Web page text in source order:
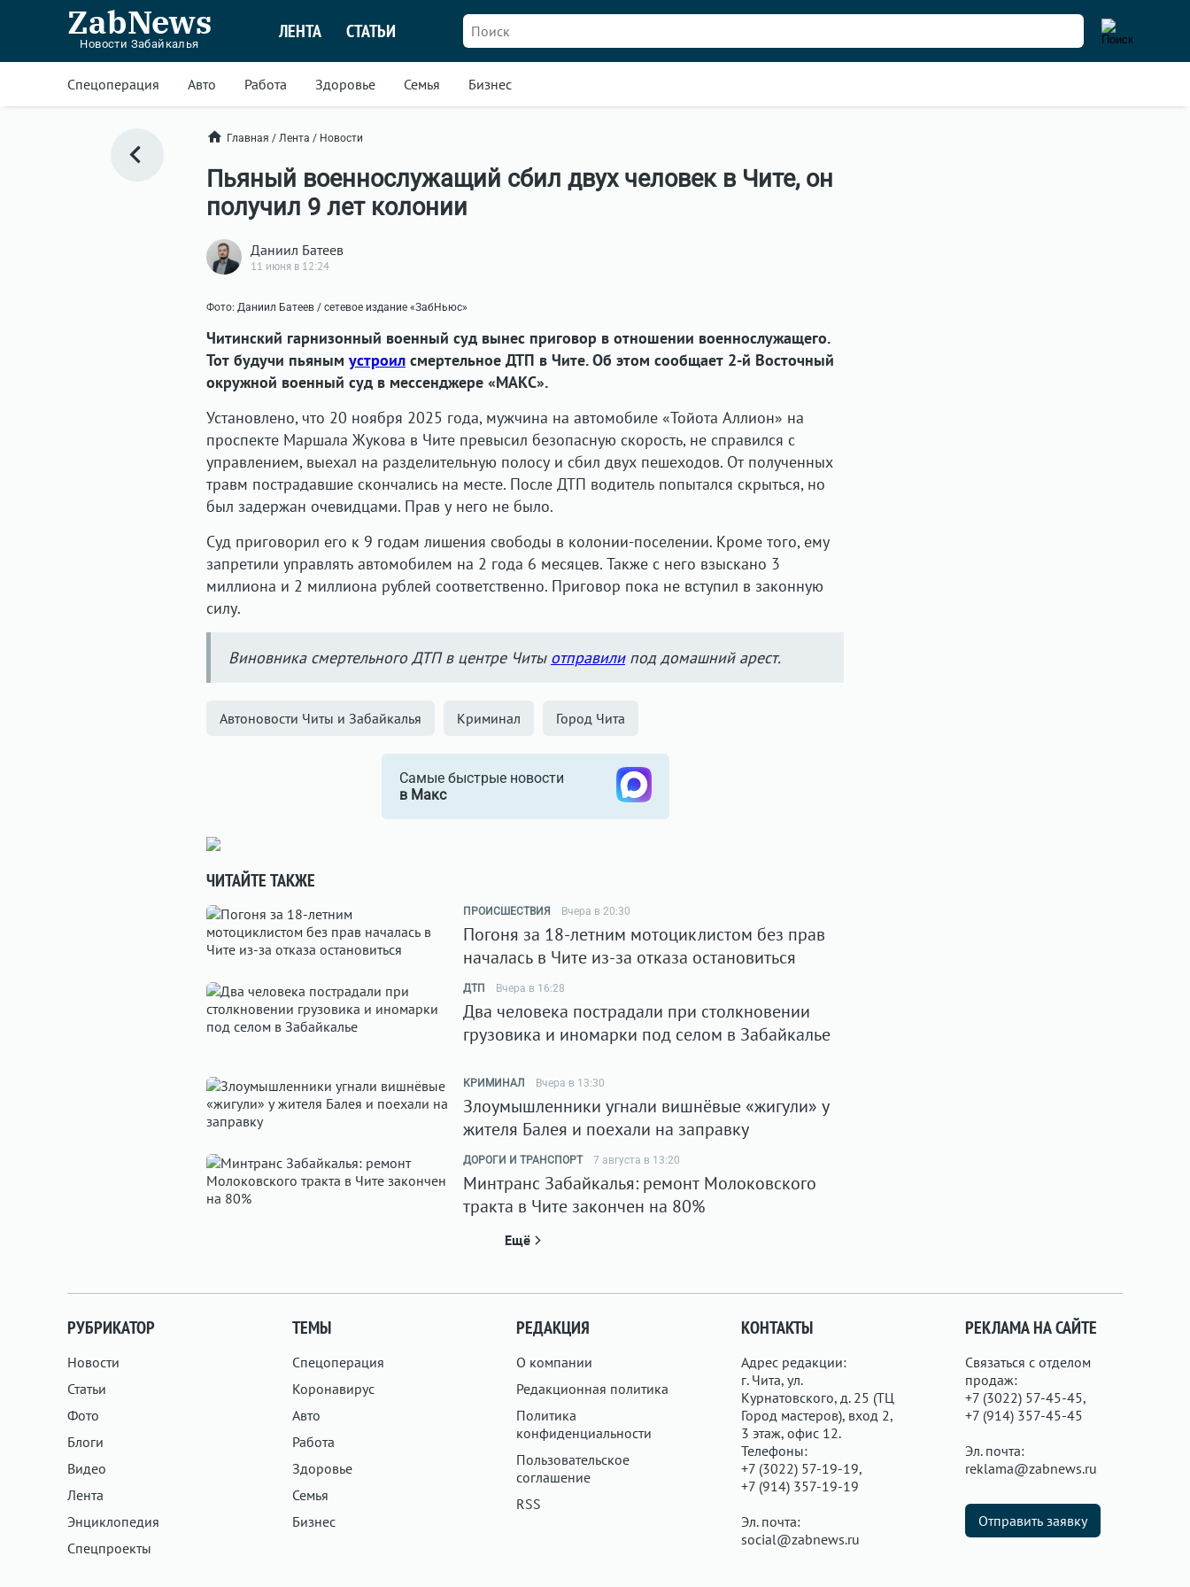
ZabNews
Новости Забайкалья
ЛЕНТА СТАТЬИ
Спецоперация Авто Работа Здоровье Семья Бизнес
Главная / Лента / Новости
Пьяный военнослужащий сбил двух человек в Чите, он
получил 9 лет колонии
Даниил Батеев
11 июня в 12:24
Фото: Даниил Батеев / сетевое издание «ЗабНьюс»
Читинский гарнизонный военный суд вынес приговор в отношении военнослужащего.
Тот будучи пьяным устроил смертельное ДТП в Чите. Об этом сообщает 2-й Восточный
окружной военный суд в мессенджере «МАКС».
Установлено, что 20 ноября 2025 года, мужчина на автомобиле «Тойота Аллион» на
проспекте Маршала Жукова в Чите превысил безопасную скорость, не справился с
управлением, выехал на разделительную полосу и сбил двух пешеходов. От полученных
травм пострадавшие скончались на месте. После ДТП водитель попытался скрыться, но
был задержан очевидцами. Прав у него не было.
Суд приговорил его к 9 годам лишения свободы в колонии-поселении. Кроме того, ему
запретили управлять автомобилем на 2 года 6 месяцев. Также с него взыскано 3
миллиона и 2 миллиона рублей соответственно. Приговор пока не вступил в законную
силу.
Виновника смертельного ДТП в центре Читы отправилипод домашний арест.
Автоновости Читы и Забайкалья Криминал Город Чита
Самые быстрые новости
в Макс
ЧИТАЙТЕ ТАКЖЕ
ПРОИСШЕСТВИЯ Вчера в 20:30
Погоня за 18-летним мотоциклистом без прав
началась в Чите из-за отказа остановиться
ДТП Вчера в 16:28
Два человека пострадали при столкновении
грузовика и иномарки под селом в Забайкалье
КРИМИНАЛ Вчера в 13:30
Злоумышленники угнали вишнёвые «жигули» у
жителя Балея и поехали на заправку
ДОРОГИ И ТРАНСПОРТ 7 августа в 13:20
Минтранс Забайкалья: ремонт Молоковского
тракта в Чите закончен на 80%
Ещё
РУБРИКАТОР
Новости
Статьи
Фото
Блоги
Видео
Лента
Энциклопедия
Спецпроекты
ТЕМЫ
Спецоперация
Коронавирус
Авто
Работа
Здоровье
Семья
Бизнес
РЕДАКЦИЯ
О компании
Редакционная политика
Политика
конфиденциальности
Пользовательское
соглашение
RSS
КОНТАКТЫ
Адрес редакции:
г. Чита, ул.
Курнатовского, д. 25 (ТЦ
Город мастеров), вход 2,
3 этаж, офис 12.
Телефоны:
+7 (3022) 57-19-19,
+7 (914) 357-19-19
Эл. почта:
social@zabnews.ru
РЕКЛАМА НА САЙТЕ
Связаться с отделом
продаж:
+7 (3022) 57-45-45,
+7 (914) 357-45-45
Эл. почта:
reklama@zabnews.ru
Отправить заявку